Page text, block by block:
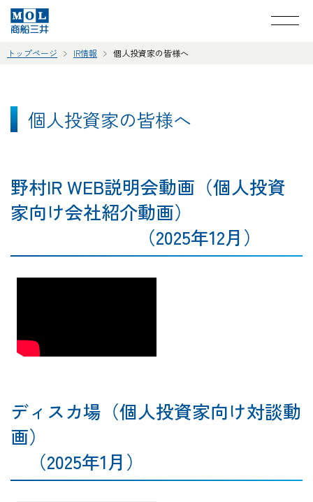
トップページ IR情報 個人投資家の皆様へ
個人投資家の皆様へ
野村IR WEB説明会動画（個人投資
家向け会社紹介動画）
（2025年12月）
ディスカ場（個人投資家向け対談動
画）
（2025年1月）